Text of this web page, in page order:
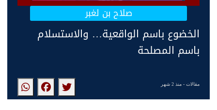
صلاح بن لغبر
الخضوع باسم الواقعية… والاستسلام
باسم المصلحة
مقالات- منذ 2 شهر